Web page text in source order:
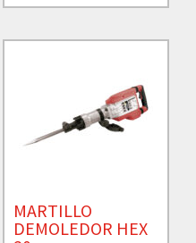
MARTILLO
DEMOLEDOR HEX